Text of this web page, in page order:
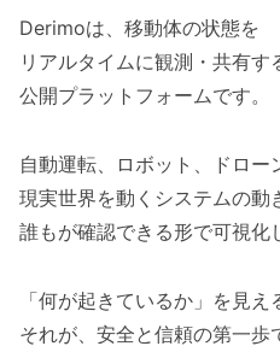
Derimoは、移動体の状態を
リアルタイムに観測・共有す
公開プラットフォームです。
自動運転、ロボット、ドロー
現実世界を動くシステムの動
誰もが確認できる形で可視化
「何が起きているか」を見え
それが、安全と信頼の第一歩